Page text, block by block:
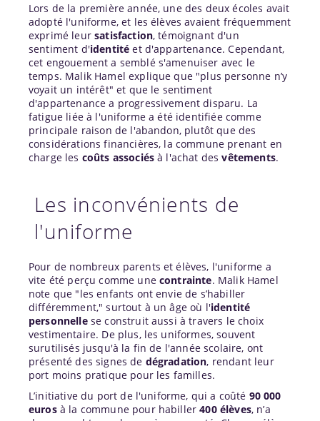
Lors de la première année, une des deux écoles avait
adopté l'uniforme, et les élèves avaient fréquemment
exprimé leursatisfaction, témoignant d'un
sentiment d'identité et d'appartenance. Cependant,
cet engouement a semblé s'amenuiser avec le
temps. Malik Hamel explique que "plus personne n’y
voyait un intérêt" et que le sentiment
d'appartenance a progressivement disparu. La
fatigue liée à l'uniforme a été identifiée comme
principale raison de l'abandon, plutôt que des
considérations financières, la commune prenant en
charge les coûts associés à l'achat desvêtements.
Les inconvénients de
l'uniforme
Pour de nombreux parents et élèves, l'uniforme a
vite été perçu comme unecontrainte. Malik Hamel
note que "les enfants ont envie de s’habiller
différemment," surtout à un âge où l'identité
personnellese construit aussi à travers le choix
vestimentaire. De plus, les uniformes, souvent
surutilisés jusqu'à la fin de l'année scolaire, ont
présenté des signes de dégradation, rendant leur
port moins pratique pour les familles.
L’initiative du port de l'uniforme, qui a coûté 90 000
eurosà la commune pour habiller400 élèves, n’a